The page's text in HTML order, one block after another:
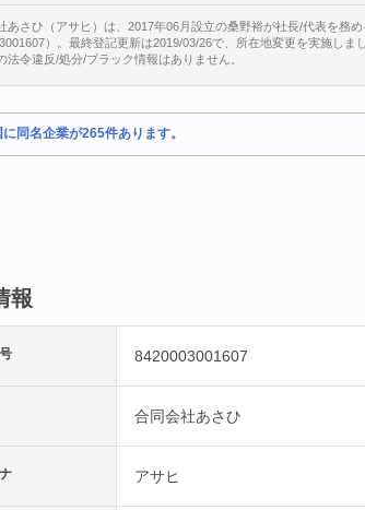
あさひ（アサヒ）は、2017年06月設立の桑野裕が社長/代表を務
）。最終登記更新は2019/03/26で、所在地変更を実施しまし
法令違反/処分/ブラック情報はありません。
同名企業が265件あります。
報
8420003001607
合同会社あさひ
アサヒ